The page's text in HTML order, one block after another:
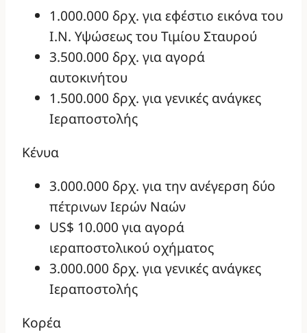
1.000.000 δρχ. για εφέστιο εικόνα του
Ι.Ν. Υψώσεως του Τιμίου Σταυρού
3.500.000 δρχ. για αγορά
αυτοκινήτου
1.500.000 δρχ. για γενικές ανάγκες
Ιεραποστολής
Κένυα
3.000.000 δρχ. για την ανέγερση δύο
πέτρινων Ιερών Ναών
US$ 10.000 για αγορά
ιεραποστολικού οχήματος
3.000.000 δρχ. για γενικές ανάγκες
Ιεραποστολής
Κορέα